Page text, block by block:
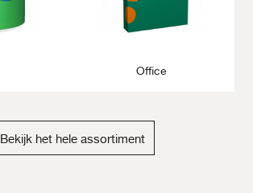
Office
Bekijk het hele assortiment